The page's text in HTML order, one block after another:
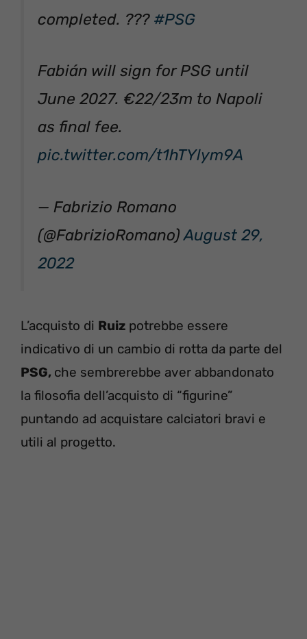
completed. ??? #PSG
Fabián will sign for PSG until
June 2027. €22/23m to Napoli
as final fee.
pic.twitter.com/t1hTYlym9A
— Fabrizio Romano
(@FabrizioRomano)August 29,
2022
L’acquisto di Ruiz potrebbe essere
indicativo di un cambio di rotta da parte del
PSG, che sembrerebbe aver abbandonato
la filosofia dell’acquisto di “figurine”
puntando ad acquistare calciatori bravi e
utili al progetto.